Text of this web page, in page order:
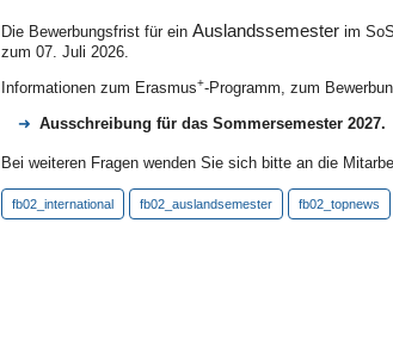
Die Bewerbungsfrist für ein Auslandssemester im
zum 07. Juli 2026.
Informationen zum Erasmus+-Programm, zum
Ausschreibung für das Sommersemester 2027.
Bei weiteren Fragen wenden Sie sich bitte an die
fb02_international fb02_auslandsemester fb02_topnews